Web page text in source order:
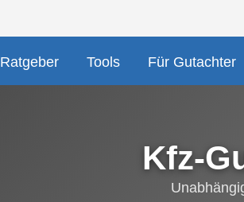
Ratgeber Tools Für Gutachter
Kfz-